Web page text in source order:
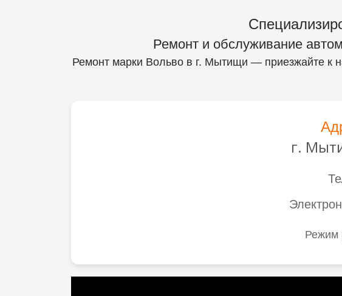
Ремонт и обслуживание
Ремонт марки Вольво в г. Мытищи — приезжайте к
г.
Режим